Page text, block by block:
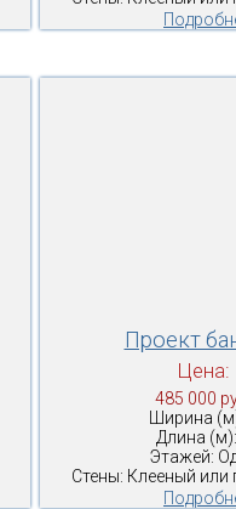
Проект
Цена:
485 000
Ширина
Длина
Этажей:
Стены: Клееный или